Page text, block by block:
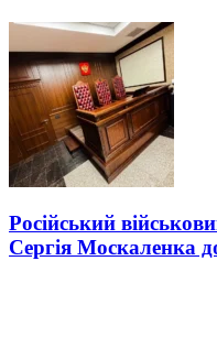
Російський
Сергія Москаленка